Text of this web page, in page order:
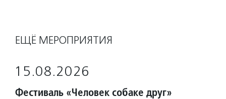
ЕЩЁ МЕРОПРИЯТИЯ
15.08.2026
Фестиваль «Человек собаке друг»